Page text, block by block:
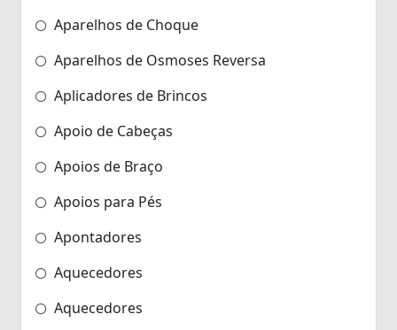
Aparelhos de Choque
Aparelhos de Osmoses Reversa
Aplicadores de Brincos
Apoio de Cabeças
Apoios de Braço
Apoios para Pés
Apontadores
Aquecedores
Aquecedores